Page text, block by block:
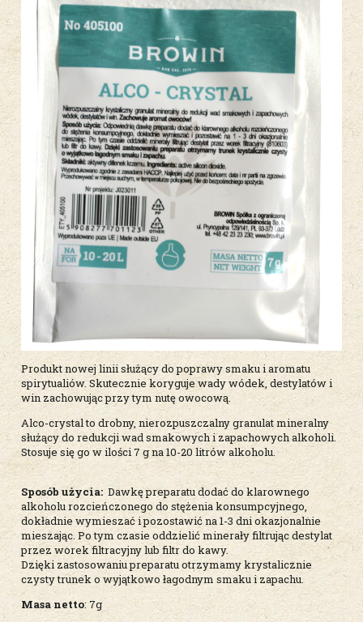
Produkt nowej linii służący do poprawy smaku i aromatu
spirytualiów. Skutecznie koryguje wady wódek, destylatów i
win zachowując przy tym nutę owocową.
Alco-crystal to drobny, nierozpuszczalny granulat mineralny
służący do redukcji wad smakowych i zapachowych alkoholi.
Stosuje się go w ilości 7 g na 10-20 litrów alkoholu.
Sposób użycia: Dawkę preparatu dodać do klarownego
alkoholu rozcieńczonego do stężenia konsumpcyjnego,
dokładnie wymieszać i pozostawić na 1-3 dni okazjonalnie
mieszając. Po tym czasie oddzielić minerały filtrując destylat
przez worek filtracyjny lub filtr do kawy.
Dzięki zastosowaniu preparatu otrzymamy krystalicznie
czysty trunek o wyjątkowo łagodnym smaku i zapachu.
Masa netto: 7g